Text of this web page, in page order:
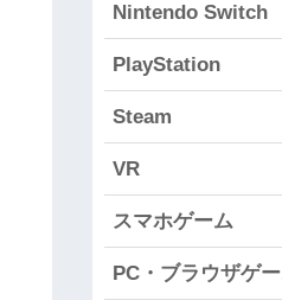
Nintendo Switch
PlayStation
Steam
VR
スマホゲーム
PC・ブラウザゲ